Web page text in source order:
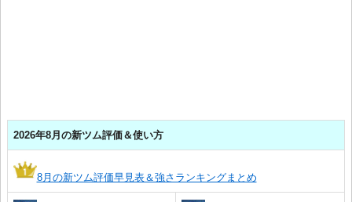
2026年8月の新ツム評価＆使い方
8月の新ツム評価早見表＆強さランキングまとめ